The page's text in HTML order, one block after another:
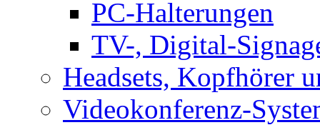
PC-Halterungen
TV-, Digital-
Headsets, Kopfhörer
Videokonferenz-